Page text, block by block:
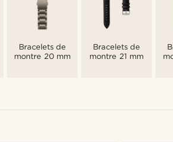
Bracelets de
montre 20 mm
Bracelets de
montre 21 mm